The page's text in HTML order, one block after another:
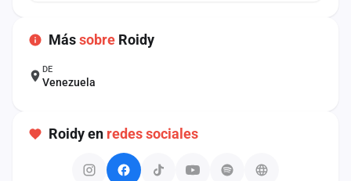
Mássobre Roidy
DE
Venezuela
Roidy en redes sociales
Contacto